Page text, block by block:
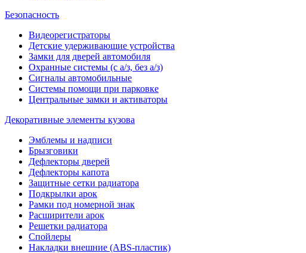
Безопасность
Видеорегистраторы
Детские удерживающие устройства
Замки для дверей автомобиля
Охранные системы (с а/з, без а/з)
Сигналы автомобильные
Системы помощи при парковке
Центральные замки и активаторы
Декоративные элементы кузова
Эмблемы и надписи
Брызговики
Дефлекторы дверей
Дефлекторы капота
Защитные сетки радиатора
Подкрылки арок
Рамки под номерной знак
Расширители арок
Решетки радиатора
Спойлеры
Накладки внешние (ABS-пластик)